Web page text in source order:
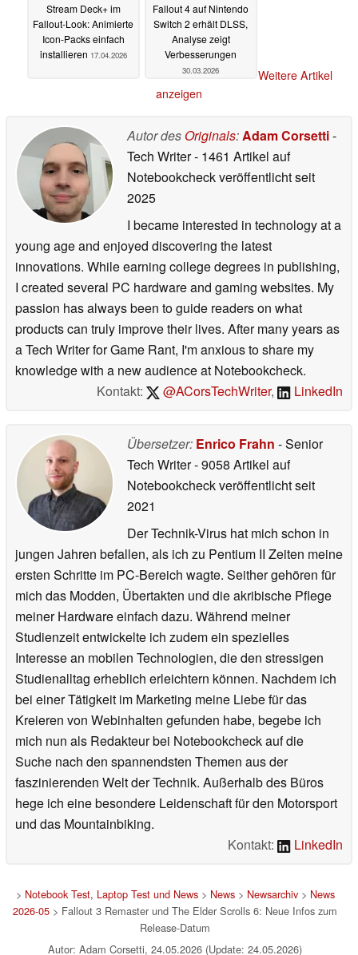
Stream Deck+ im
Fallout-Look: Animierte
Icon-Packs einfach
installieren 17.04.2026
Fallout 4 auf Nintendo
Switch 2 erhält DLSS,
Analyse zeigt
Verbesserungen
30.03.2026
Weitere Artikel
anzeigen
Autor des Originals:Adam Corsetti-
Tech Writer- 1461 Artikel auf
Notebookcheck veröffentlichtseit
2025
I became interested in technology at a
young age and enjoyed discovering the latest
innovations. While earning college degrees in publishing,
I created several PC hardware and gaming websites. My
passion has always been to guide readers on what
products can truly improve their lives. After many years as
a Tech Writer for Game Rant, I'm anxious to share my
knowledge with a new audience at Notebookcheck.
Kontakt:
@ACorsTechWriter, LinkedIn
Übersetzer: Enrico Frahn - Senior
Tech Writer- 9058 Artikel auf
Notebookcheck veröffentlichtseit
2021
Der Technik-Virus hat mich schon in
jungen Jahren befallen, als ich zu Pentium II Zeiten meine
ersten Schritte im PC-Bereich wagte. Seither gehören für
mich das Modden, Übertakten und die akribische Pflege
meiner Hardware einfach dazu. Während meiner
Studienzeit entwickelte ich zudem ein spezielles
Interesse an mobilen Technologien, die den stressigen
Studienalltag erheblich erleichtern können. Nachdem ich
bei einer Tätigkeit im Marketing meine Liebe für das
Kreieren von Webinhalten gefunden habe, begebe ich
mich nun als Redakteur bei Notebookcheck auf die
Suche nach den spannendsten Themen aus der
faszinierenden Welt der Technik. Außerhalb des Büros
hege ich eine besondere Leidenschaft für den Motorsport
und das Mountainbiking.
Kontakt:
LinkedIn
> Notebook Test, Laptop Test und News> News> Newsarchiv> News
2026-05 > Fallout 3 Remaster und The Elder Scrolls 6: Neue Infos zum
Release-Datum
Autor: Adam Corsetti, 24.05.2026 (Update: 24.05.2026)